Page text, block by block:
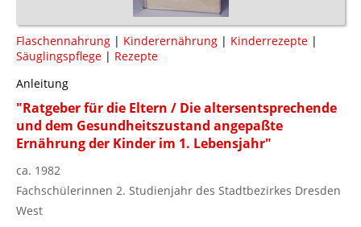
Flaschennahrung | Kinderernährung | Kinderrezepte |
Säuglingspflege | Rezepte
Anleitung
"Ratgeber für die Eltern / Die altersentsprechende
und dem Gesundheitszustand angepaßte
Ernährung der Kinder im 1. Lebensjahr"
ca. 1982
Fachschülerinnen 2. Studienjahr des Stadtbezirkes Dresden
West